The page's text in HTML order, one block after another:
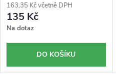
163,35 Kč včetně DPH
135 Kč
Na dotaz
DO KOŠÍKU